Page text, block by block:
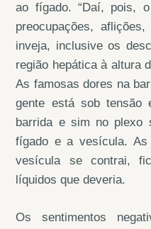
ao fígado. “Daí, pois,
preocupações,
inveja, inclusive os
região hepática à altura
As famosas dores na
gente está sob tensão
barrida e sim no plexo
fígado e a vesícula. As
vesícula se contrai,
líquidos que deveria.
Os sentimentos